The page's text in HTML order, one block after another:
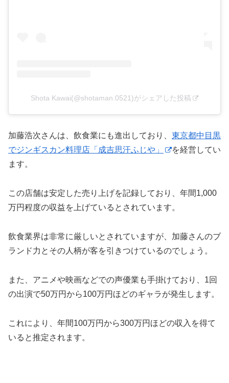
Shota Kawai(@shotaman.0521)がシェアした投稿
加藤浩次さんは、飲食業にも進出しており、 東京都中目黒
でジンギスカン料理店「成吉思汗ふじや」
を経営してい
ます。
この店舗は安定した売り上げを記録しており、年間1,000
万円程度の収益を上げているとされています。
飲食業界は非常に厳しいとされていますが、加藤さんのブ
ランド力とその人柄が客を引きつけているのでしょう。
また、アニメや映画などでの声優業も手掛けており、1回
の出演で50万円から100万円ほどのギャラが発生します。
これにより、年間100万円から300万円ほどの収入を得て
いると推定されます。